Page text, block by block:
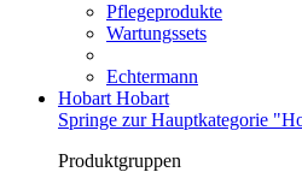
Pflegeprodukte
Wartungssets
Echtermann
Hobart Hobart
Springe zur Hauptkategorie
Produktgruppen